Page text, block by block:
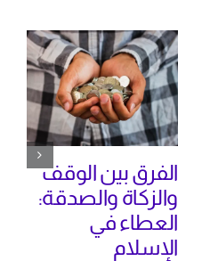
الفرق بين الوقف
والزكاة والصدقة:
العطاء في
الإسلام